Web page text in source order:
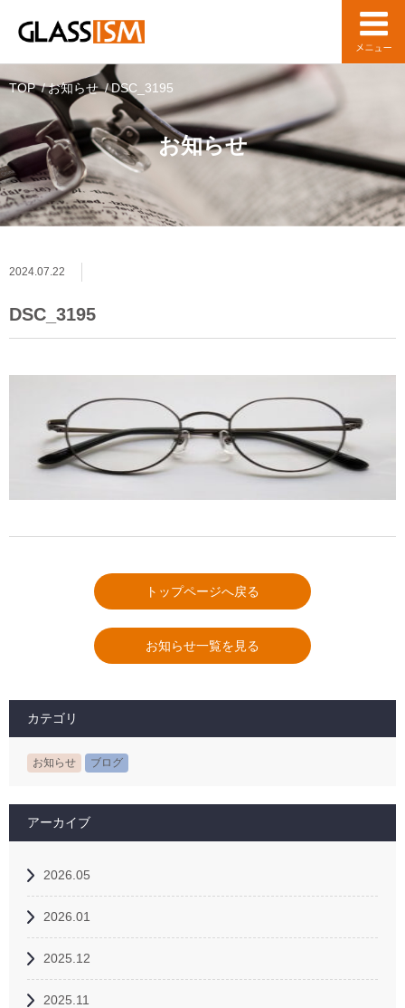
お知らせ
TOP お知らせ DSC_3195
2024.07.22
DSC_3195
トップページへ戻る
お知らせ一覧を見る
カテゴリ
お知らせ ブログ
アーカイブ
2026.05
2026.01
2025.12
2025.11